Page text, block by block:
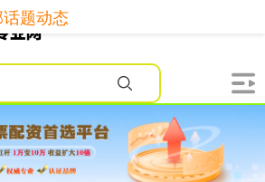
题动态